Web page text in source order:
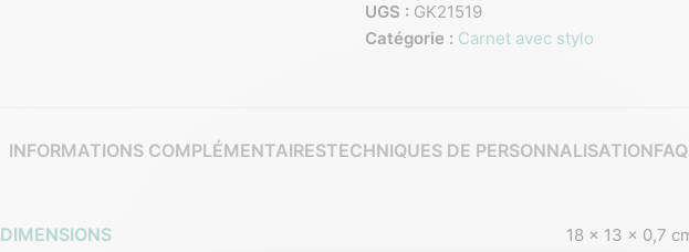
UGS : GK21519
Catégorie : Carnet avec stylo
INFORMATIONS COMPLÉMENTAIRESTECHNIQUES DE PERSONNALISATIONFAQ
DIMENSIONS 18 × 13 × 0,7